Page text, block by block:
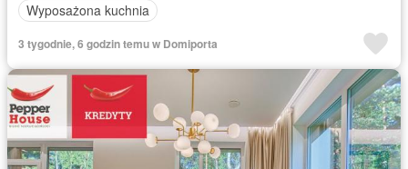
Wyposażona kuchnia
3 tygodnie, 6 godzin temu w Domiporta